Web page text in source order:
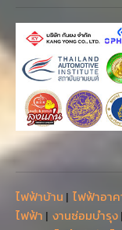
ไฟฟ้าบ้าน | ไฟฟ้าอาค
ไฟฟ้า | งานซ่อมบำรุง|